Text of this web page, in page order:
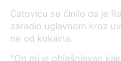
Ćatoviću se činilo da je
zaradio uglavnom kroz
ne od kokaina.
“On mi je objašnjavao